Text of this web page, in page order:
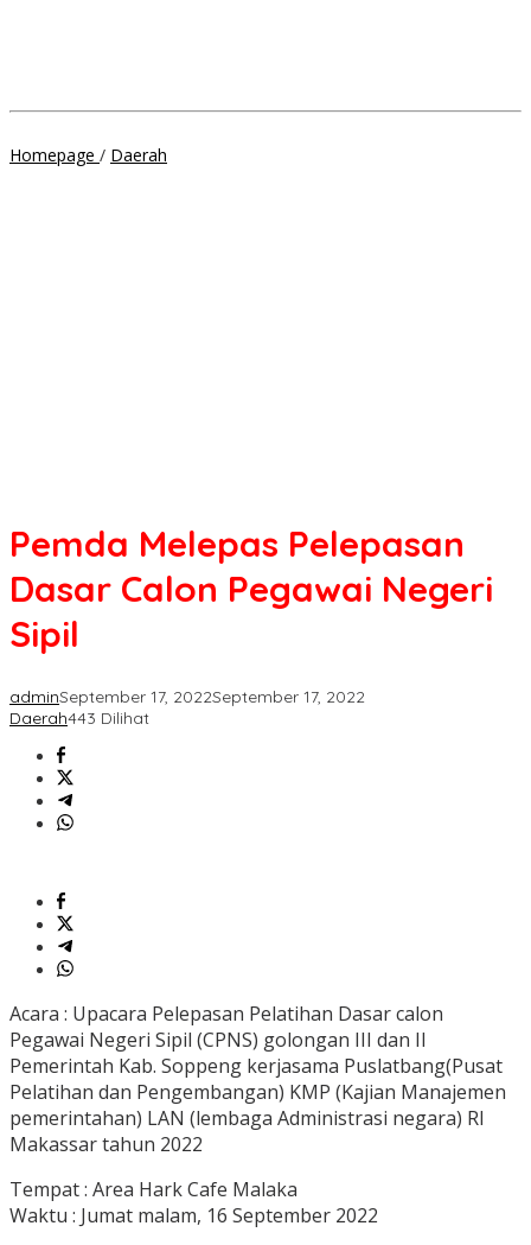
Homepage / Daerah
Pemda Melepas Pelepasan
Dasar Calon Pegawai Negeri
Sipil
adminSeptember 17, 2022September 17, 2022
Daerah443 Dilihat
Acara : Upacara Pelepasan Pelatihan Dasar calon
Pegawai Negeri Sipil (CPNS) golongan III dan II
Pemerintah Kab. Soppeng kerjasama Puslatbang(Pusat
Pelatihan dan Pengembangan) KMP (Kajian Manajemen
pemerintahan) LAN (lembaga Administrasi negara) RI
Makassar tahun 2022
Tempat : Area Hark Cafe Malaka
Waktu : Jumat malam, 16 September 2022